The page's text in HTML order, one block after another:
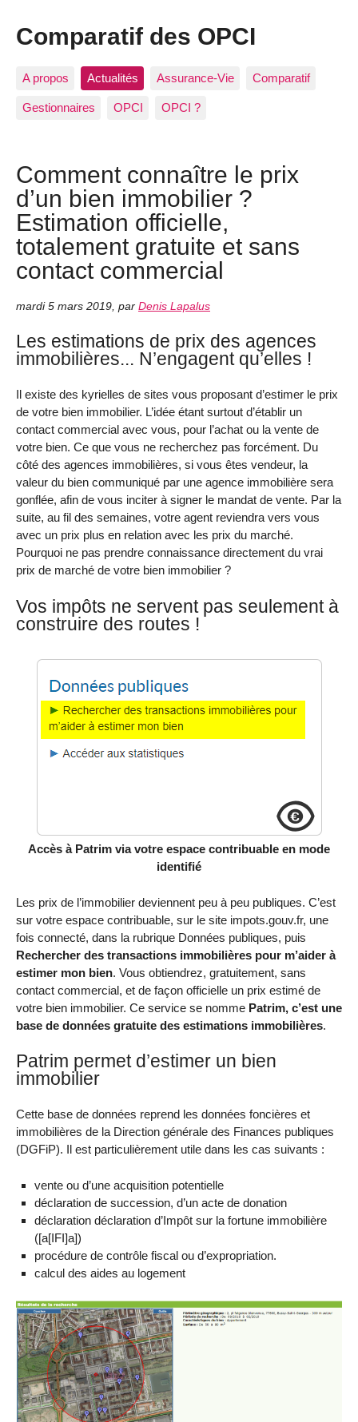
Comparatif des OPCI
A propos Actualités Assurance-Vie Comparatif
Gestionnaires OPCI OPCI ?
Comment connaître le prix
d’un bien immobilier ?
Estimation officielle,
totalement gratuite et sans
contact commercial
mardi 5 mars 2019 par Denis Lapalus
Les estimations de prix des agences
immobilières... N’engagent qu’elles !
Il existe des kyrielles de sites vous proposant d’estimer le prix
de votre bien immobilier. L’idée étant surtout d’établir un
contact commercial avec vous, pour l’achat ou la vente de
votre bien. Ce que vous ne recherchez pas forcément. Du
côté des agences immobilières, si vous êtes vendeur, la
valeur du bien communiqué par une agence immobilière sera
gonflée, afin de vous inciter à signer le mandat de vente. Par la
suite, au fil des semaines, votre agent reviendra vers vous
avec un prix plus en relation avec les prix du marché.
Pourquoi ne pas prendre connaissance directement du vrai
prix de marché de votre bien immobilier ?
Vos impôts ne servent pas seulement à
construire des routes !
Accès à Patrim via votre espace contribuable en mode
identifié
Les prix de l’immobilier deviennent peu à peu publiques. C’est
sur votre espace contribuable, sur le site impots.gouv.fr, une
fois connecté, dans la rubrique Données publiques, puis
Rechercher des transactions immobilières pour m’aider à
estimer mon bien. Vous obtiendrez, gratuitement, sans
contact commercial, et de façon officielle un prix estimé de
votre bien immobilier. Ce service se nomme Patrim, c’est une
base de données gratuite des estimations immobilières.
Patrim permet d’estimer un bien
immobilier
Cette base de données reprend les données foncières et
immobilières de la Direction générale des Finances publiques
(DGFiP). Il est particulièrement utile dans les cas suivants :
vente ou d’une acquisition potentielle
déclaration de succession, d’un acte de donation
déclaration déclaration d’Impôt sur la fortune immobilière
([a[IFI]a])
procédure de contrôle fiscal ou d’expropriation.
calcul des aides au logement